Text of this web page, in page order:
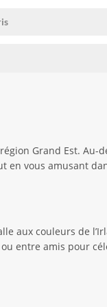
Grand Est.
vous amusant
aux couleurs de
entre amis pour